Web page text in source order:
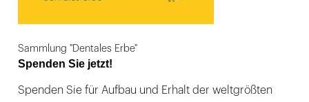
Sammlung "Dentales Erbe"
Spenden Sie jetzt!
Spenden Sie für Aufbau und Erhalt der weltgrößten